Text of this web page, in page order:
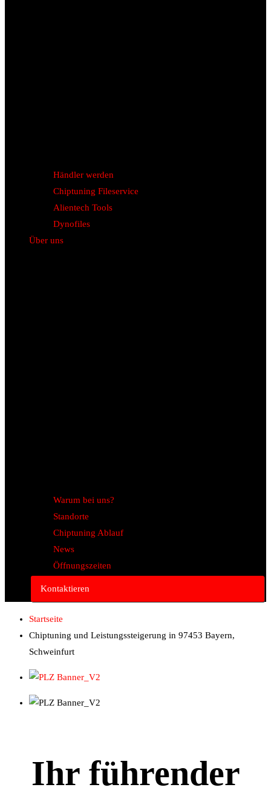
Händler werden
Chiptuning Fileservice
Alientech Tools
Dynofiles
Über uns
Warum bei uns?
Standorte
Chiptuning Ablauf
News
Öffnungszeiten
Kontaktieren
Startseite
Chiptuning und Leistungssteigerung in 97453 Bayern,
Schweinfurt
Ihr führender